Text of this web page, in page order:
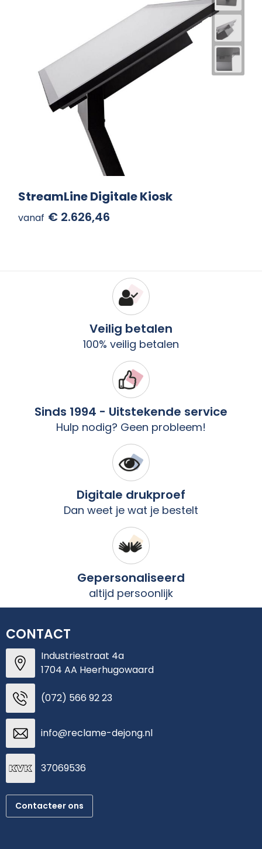
StreamLine Digitale Kiosk
vanaf € 2.626,46
Veilig betalen
100% veilig betalen
Sinds 1994 - Uitstekende service
Hulp nodig? Geen probleem!
Digitale drukproef
Dan weet je wat je bestelt
Gepersonaliseerd
altijd persoonlijk
CONTACT
Industriestraat 4a
1704 AA Heerhugowaard
(072) 566 92 23
info@reclame-dejong.nl
37069536
Contacteer ons